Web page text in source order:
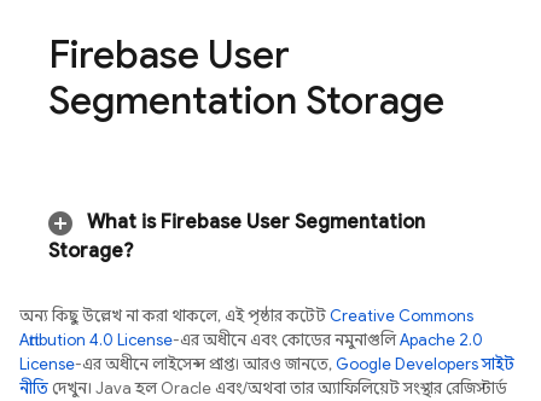
Firebase User
Segmentation Storage
What is Firebase User Segmentation
Storage?
অন্য কিছু উল্লেখ না করা থাকলে, এই পৃষ্ঠার কন্টেন্টCreative Commons
Attribution 4.0 License-এর অধীনে এবং কোডের নমুনাগুলিApache 2.0
License-এর অধীনে লাইসেন্স প্রাপ্ত। আরও জানতে,Google Developers সাইট
নীতি দেখুন। Java হল Oracle এবং/অথবা তার অ্যাফিলিয়েট সংস্থার রেজিস্টার্ড